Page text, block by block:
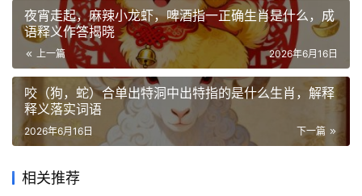
夜宵走起，麻辣小龙虾，啤酒指一正确生肖是什么，成
语释义作答揭晓
上一篇 2026年6月16日
咬（狗，蛇）合单出特洞中出特指的是什么生肖，解释
释义落实词语
下一篇
2026年6月16日
相关推荐